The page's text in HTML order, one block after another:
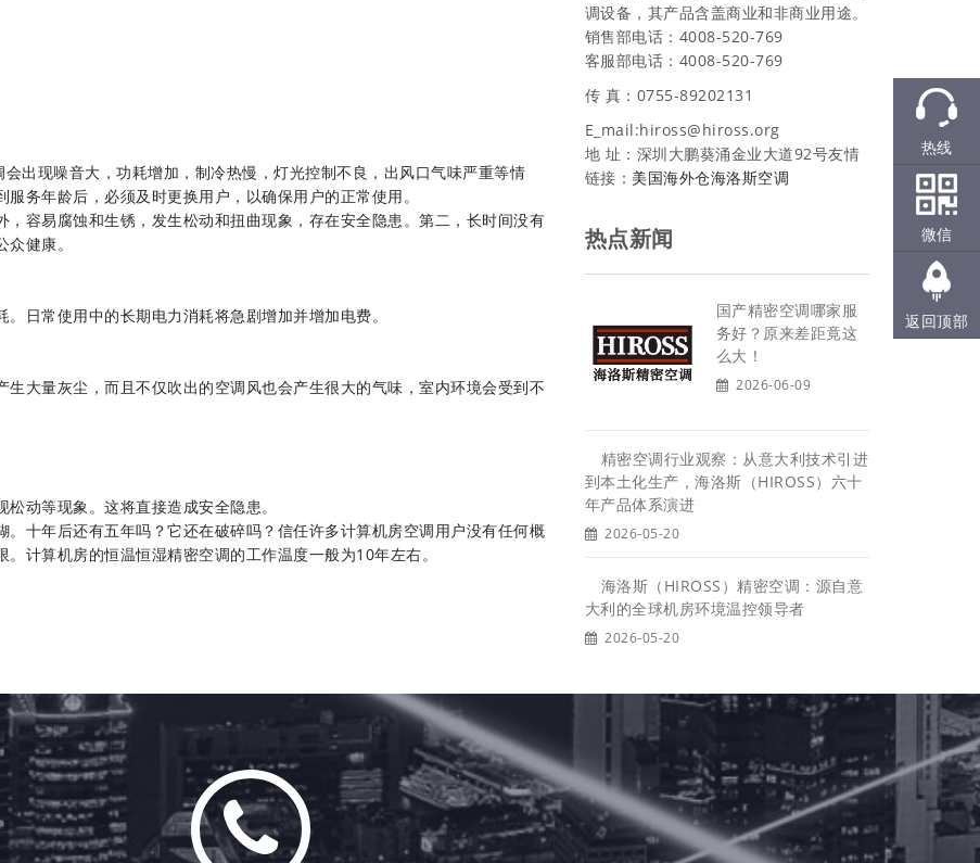
出现噪音大，功耗增加，制冷热慢，灯光控制不良，出风口气味严重等情
务年龄后，必须及时更换用户，以确保用户的正常使用。
容易腐蚀和生锈，发生松动和扭曲现象，存在安全隐患。第二，长时间没有
健康。
日常使用中的长期电力消耗将急剧增加并增加电费。
大量灰尘，而且不仅吹出的空调风也会产生很大的气味，室内环境会受到不
动等现象。这将直接造成安全隐患。
十年后还有五年吗？它还在破碎吗？信任许多计算机房空调用户没有任何概
计算机房的恒温恒湿精密空调的工作温度一般为10年左右。
调设备，其产品含盖商业和非商业用途。
销售部电话：4008-520-769
客服部电话：4008-520-769
传 真：0755-89202131
E_mail:hiross@hiross.org
地 址：深圳大鹏葵涌金业大道92号友情
链接： 美国海外仓海洛斯空调
热点新闻
国产精密空调哪家服
务好？原来差距竟这
么大！
2026-06-09
精密空调行业观察：从意大利技术引进
到本土化生产，海洛斯（HIROSS）六十
年产品体系演进
2026-05-20
海洛斯（HIROSS）精密空调：源自意
大利的全球机房环境温控领导者
2026-05-20
热线
微信
返回顶部